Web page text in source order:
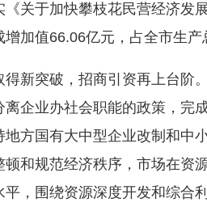
于加快攀枝花民营经济发展
加值66.06亿元，占全市生
突破，招商引资再上台阶。
企业办社会职能的政策，完
方国有大中型企业改制和中
和规范经济秩序，市场在资
，围绕资源深度开发和综合